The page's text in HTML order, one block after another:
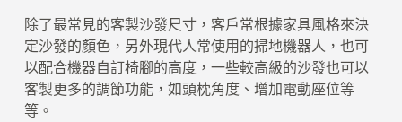
除了最常見的客製沙發尺寸，客戶常根據家具風格來決
定沙發的顏色，另外現代人常使用的掃地機器人，也可
以配合機器自訂椅腳的高度，一些較高級的沙發也可以
客製更多的調節功能，如頭枕角度、增加電動座位等
等。